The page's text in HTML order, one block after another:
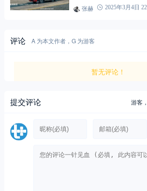
张赫 2025年3月4日
评论 A 为本文作者，G 为游客
暂无评论！
提交评论 游客